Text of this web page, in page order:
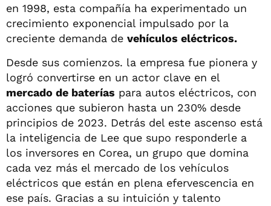
en 1998, esta compañía ha experimentado un
crecimiento exponencial impulsado por la
creciente demanda de vehículos eléctricos.
Desde sus comienzos. la empresa fue pionera y
logró convertirse en un actor clave en el
mercado de baterías para autos eléctricos, con
acciones que subieron hasta un 230% desde
principios de 2023. Detrás del este ascenso está
la inteligencia de Lee que supo responderle a
los inversores en Corea, un grupo que domina
cada vez más el mercado de los vehículos
eléctricos que están en plena efervescencia en
ese país. Gracias a su intuición y talento